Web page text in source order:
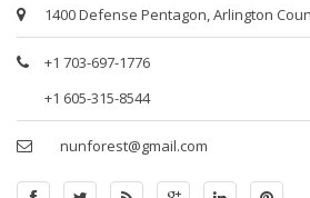
1400 Defense Pentagon, Arlington
+1 703-697-1776
+1 605-315-8544
nunforest@gmail.com